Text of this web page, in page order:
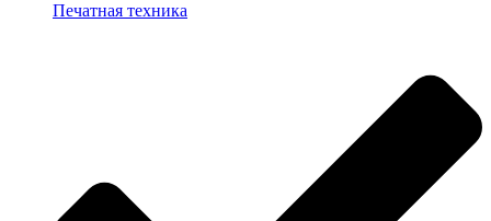
Печатная техника